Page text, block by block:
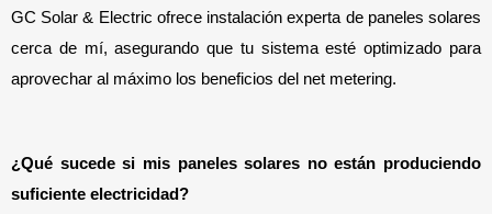
GC Solar & Electric ofrece instalación experta de paneles solares
cerca de mí, asegurando que tu sistema esté optimizado para
aprovechar al máximo los beneficios del net metering.
¿Qué sucede si mis paneles solares no están produciendo
suficiente electricidad?